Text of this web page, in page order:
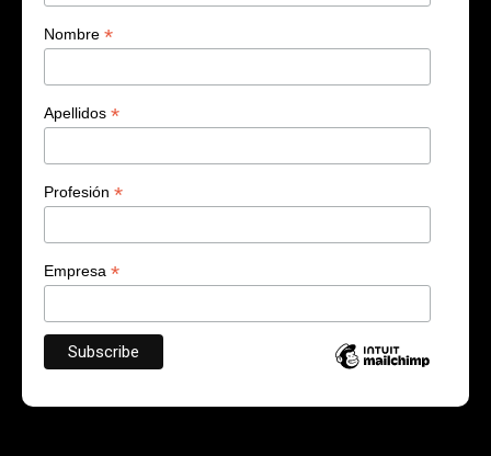
Nombre *
Apellidos *
Profesión *
Empresa *